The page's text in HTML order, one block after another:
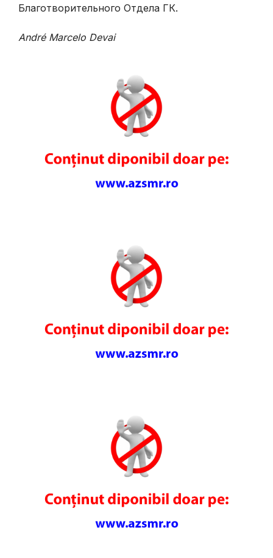
Благотворительного Отдела ГК.
André Marcelo Devai